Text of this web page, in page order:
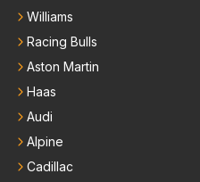
Williams
Racing Bulls
Aston Martin
Haas
Audi
Alpine
Cadillac